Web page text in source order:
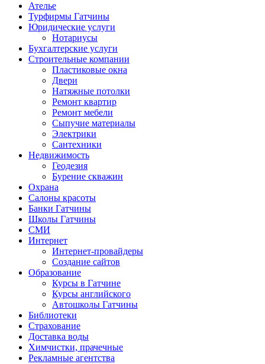
Ателье
Турфирмы Гатчины
Юридические услуги
Нотариусы
Бухгалтерские услуги
Строительные компании
Пластиковые окна
Двери
Натяжные потолки
Ремонт квартир
Ремонт мебели
Сыпучие материалы
Электрики
Сантехники
Недвижимость
Геодезия
Бурение скважин
Охрана
Салоны красоты
Банки Гатчины
Школы Гатчины
СМИ
Интернет
Интернет-провайдеры
Создание сайтов
Образование
Курсы в Гатчине
Курсы английского
Автошколы Гатчины
Библиотеки
Страхование
Доставка воды
Химчистки, прачечные
Рекламные агентства